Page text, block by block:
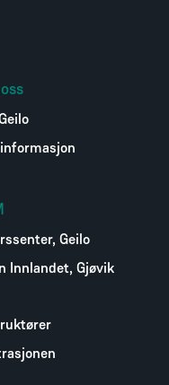
Geilo
Innlandet, Gjøvik